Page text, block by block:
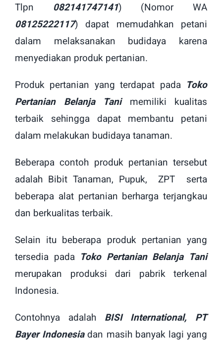
Tlpn 082141747141) (Nomor WA
08125222117) dapat memudahkan petani
dalam melaksanakan budidaya karena
menyediakan produk pertanian.
Produk pertanian yang terdapat pada Toko
Pertanian Belanja Tani memiliki kualitas
terbaik sehingga dapat membantu petani
dalam melakukan budidaya tanaman.
Beberapa contoh produk pertanian tersebut
adalah Bibit Tanaman, Pupuk, ZPT serta
beberapa alat pertanian berharga terjangkau
dan berkualitas terbaik.
Selain itu beberapa produk pertanian yang
tersedia pada Toko Pertanian Belanja Tani
merupakan produksi dari pabrik terkenal
Indonesia.
Contohnya adalah BISI International, PT
Bayer Indonesia dan masih banyak lagi yang